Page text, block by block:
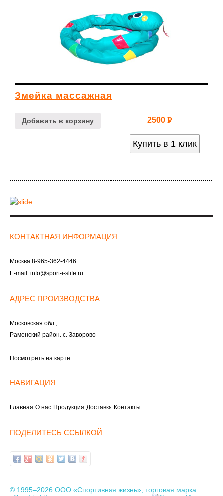
Змейка массажная
Добавить в корзину 2500 Р
Купить в 1 клик
КОНТАКТНАЯ ИНФОРМАЦИЯ
Москва 8-965-362-4446
E-mail: info@sport-i-slife.ru
АДРЕС ПРОИЗВОДСТВА
Московская обл.,
Раменский район. с. Заворово
Посмотреть на карте
НАВИГАЦИЯ
Главная О нас Продукция Доставка Контакты
ПОДЕЛИТЕСЬ ССЫЛКОЙ
© 1995–2026 ООО «Спортивная жизнь», торговая марка